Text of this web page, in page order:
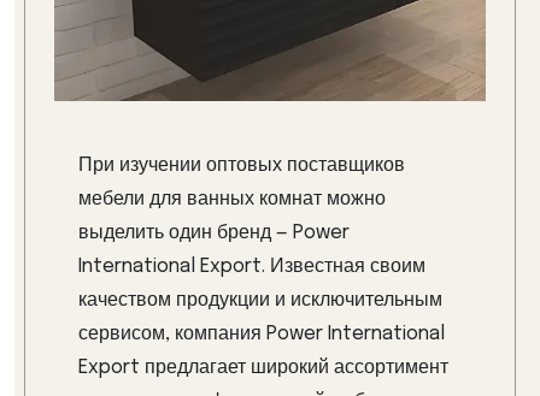
При изучении оптовых поставщиков
мебели для ванных комнат можно
выделить один бренд — Power
International Export. Известная своим
качеством продукции и исключительным
сервисом, компания Power International
Export предлагает широкий ассортимент